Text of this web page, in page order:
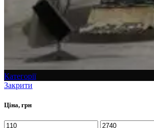
Категорії
Закрити
Ціна, грн